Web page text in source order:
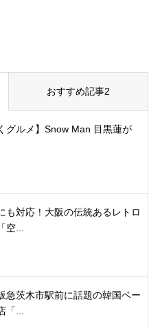
おすすめ記事2
グルメ】Snow Man 目黒蓮が
も対応！⼤阪の伝統あるレトロ
空...
急茨木市駅前に話題の韓国ベー
「...